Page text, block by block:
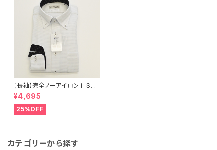
【長袖】完全ノーアイロン i-Shir
t｜ワイシャツ 形態安定 レギュ
ラーシルエット ボタンダウン ド
ット メンズ ビジネス dhw398a
-bd-12 L.グレー
¥4,695
25%OFF
カテゴリーから探す